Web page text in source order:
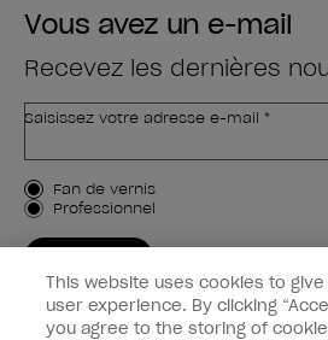
Vous avez un e-mail
Recevez les dernières
Saisissez votre adresse e-mail *
Type de client
Fan de vernis
Professionnel
Informations clients
This website uses cookies to
user experience. By clicking
you agree to the storing of